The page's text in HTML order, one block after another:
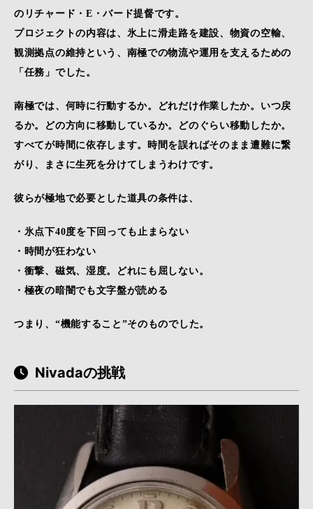
のリチャード・E・バード提督です。
プロジェクトの内容は、氷上に滑走路を建設、物資の空輸、
観測拠点の維持という、南極での物流や運用を支えるための
「任務」でした。
南極では、何時に行動するか。どれだけ作業したか。いつ戻
るか。どの方向に移動しているか。どのぐらい移動したか。
すべてが時間に依存します。時間を誤ればそのまま遭難に繋
がり、まさに生死を分けてしまうわけです。
彼らが極地で必要とした道具の条件は、
・氷点下40度を下回っても止まらない
・時間が狂わない
・衝撃、磁気、湿度。どれにも屈しない。
・極夜の暗闇でも文字盤が読める
つまり、“機能すること”そのものでした。
Nivadaの挑戦